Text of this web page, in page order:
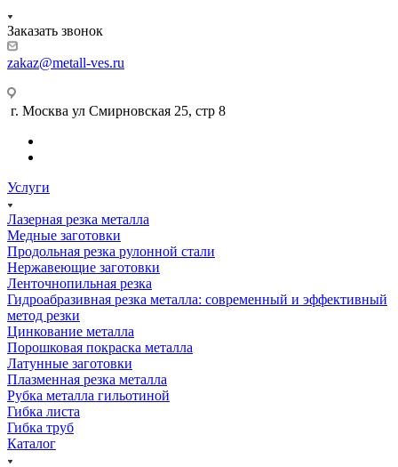
Заказать звонок
zakaz@metall-ves.ru
г. Москва ул Смирновская 25, стр 8
Услуги
Лазерная резка металла
Медные заготовки
Продольная резка рулонной стали
Нержавеющие заготовки
Ленточнопильная резка
Гидроабразивная резка металла: современный и эффективный
метод резки
Цинкование металла
Порошковая покраска металла
Латунные заготовки
Плазменная резка металла
Рубка металла гильотиной
Гибка листа
Гибка труб
Каталог